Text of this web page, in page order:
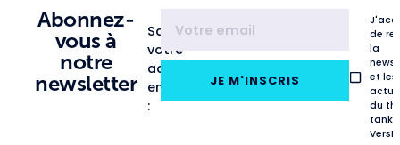
Abonnez-
vous à
notre
newsletter
Saisissez
votre
adresse
email
:
JE M'INSCRIS
de
la
et les
du
tank